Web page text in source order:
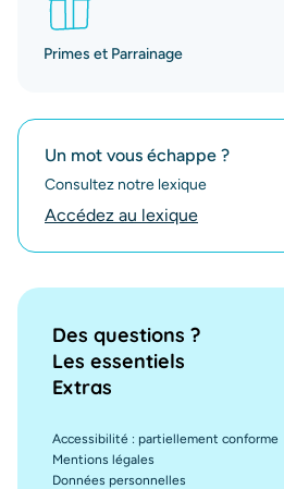
Primes et Parrainage
Un mot vous échappe ?
Consultez notre lexique
Accédez au lexique
Des questions ?
Les essentiels
Extras
Accessibilité : partiellement conforme
Mentions légales
Données personnelles